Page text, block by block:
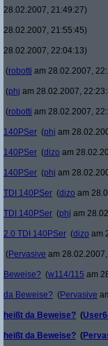
28.02.2007, 21:49:27)
28.02.2007, 21:55:45)
28.02.2007, 22:04:13)
(robotti am 28.02.2007,
(phj am 28.02.2007,
(robotti am 28.02.2007,
140PSer (phj am
140PSer (dizo am
140PSer (phj am
TDI 140PSer (dizo am
TDI 140PSer (phj am
2.0 TDI 140PSer (dizo am
(Pervasive am
Beweise? (w114/115 am
da Beweise? (Pervasive
heißt da Beweise? (
heißt da Beweise? (